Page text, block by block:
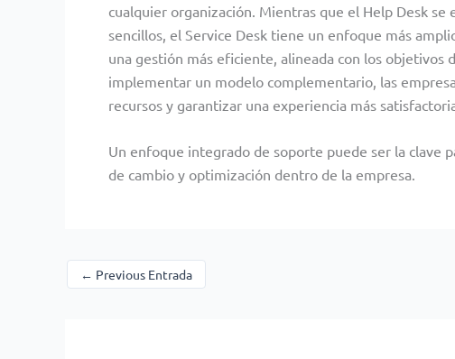
cualquier organización. Mientras que el Help Desk
sencillos, el Service Desk tiene un enfoque más
una gestión más eficiente, alineada con los objetivos
implementar un modelo complementario, las
recursos y garantizar una experiencia más
Un enfoque integrado de soporte puede ser la clave
de cambio y optimización dentro de la empresa.
← Previous Entrada